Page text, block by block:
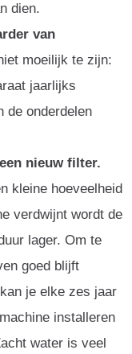
dien.
van
moeilijk te zijn:
jaarlijks
de onderdelen
nieuw filter.
kleine hoeveelheid
verdwijnt wordt de
lager. Om te
goed blijft
je elke zes jaar
installeren
water is veel